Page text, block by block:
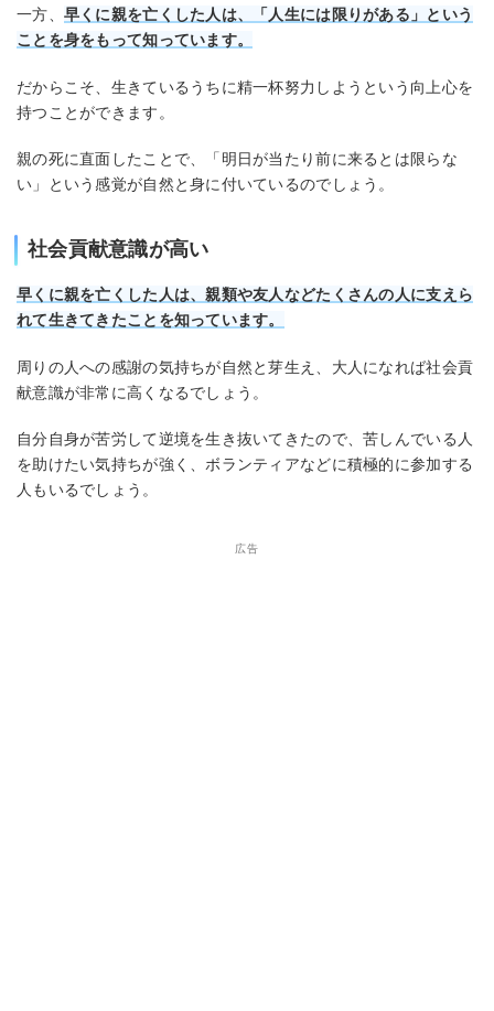
一方、 早くに親を亡くした人は、「人生には限りがある」という
ことを身をもって知っています。
だからこそ、生きているうちに精一杯努力しようという向上心を
持つことができます。
親の死に直面したことで、「明日が当たり前に来るとは限らな
い」という感覚が自然と身に付いているのでしょう。
社会貢献意識が高い
早くに親を亡くした人は、親類や友人などたくさんの人に支えら
れて生きてきたことを知っています。
周りの人への感謝の気持ちが自然と芽生え、大人になれば社会貢
献意識が非常に高くなるでしょう。
自分自身が苦労して逆境を生き抜いてきたので、苦しんでいる人
を助けたい気持ちが強く、ボランティアなどに積極的に参加する
人もいるでしょう。
広告